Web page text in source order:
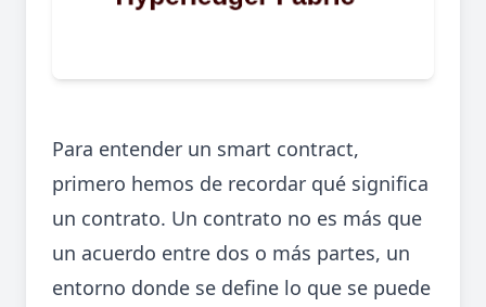
Para entender un smart contract,
primero hemos de recordar qué significa
un contrato. Un contrato no es más que
un acuerdo entre dos o más partes, un
entorno donde se define lo que se puede